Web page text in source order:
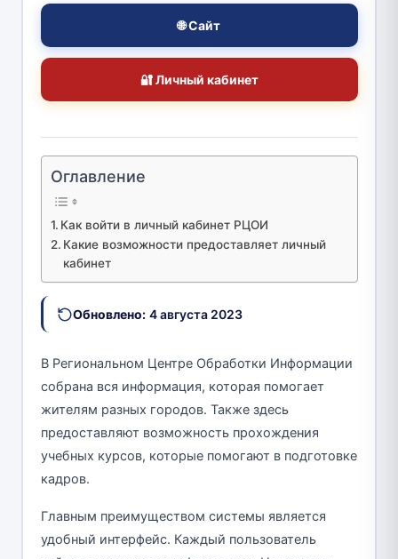
🌐 Сайт
🔐 Личный кабинет
Оглавление
Как войти в личный кабинет РЦОИ
Какие возможности предоставляет личный
кабинет
Обновлено: 4 августа 2023
В Региональном Центре Обработки Информации
собрана вся информация, которая помогает
жителям разных городов. Также здесь
предоставляют возможность прохождения
учебных курсов, которые помогают в подготовке
кадров.
Главным преимуществом системы является
удобный интерфейс. Каждый пользователь